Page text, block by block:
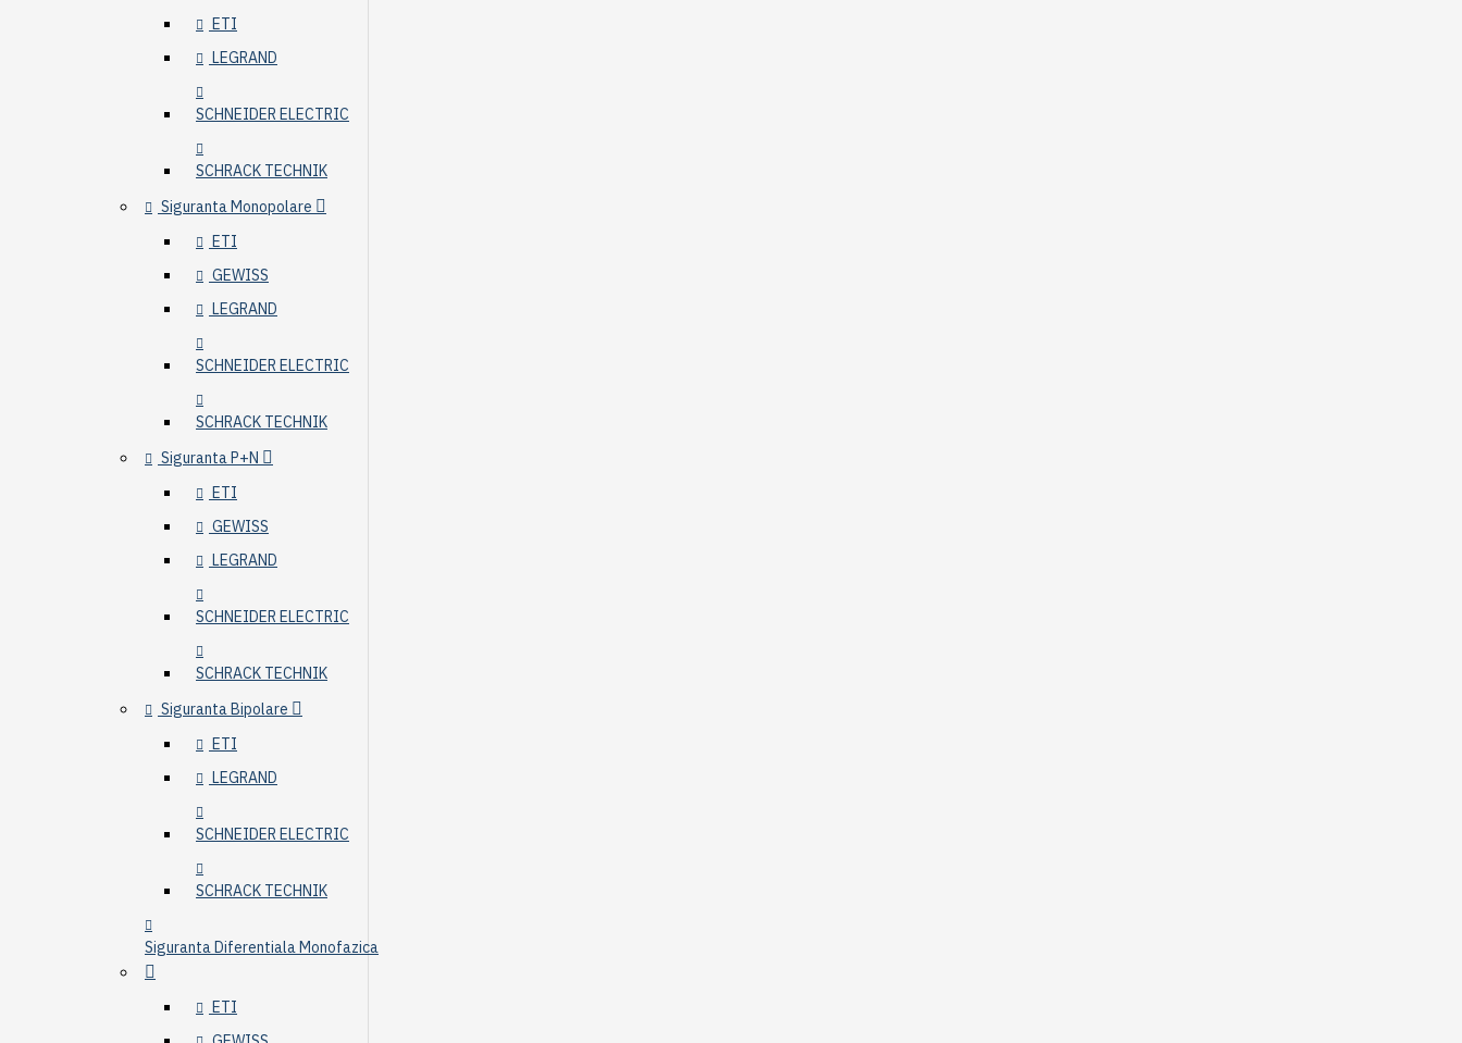
ETI
LEGRAND
SCHNEIDER ELECTRIC
SCHRACK TECHNIK
Siguranta Monopolare
ETI
GEWISS
LEGRAND
SCHNEIDER ELECTRIC
SCHRACK TECHNIK
Siguranta P+N
ETI
GEWISS
LEGRAND
SCHNEIDER ELECTRIC
SCHRACK TECHNIK
Siguranta Bipolare
ETI
LEGRAND
SCHNEIDER ELECTRIC
SCHRACK TECHNIK
Siguranta Diferentiala Monofazica
ETI